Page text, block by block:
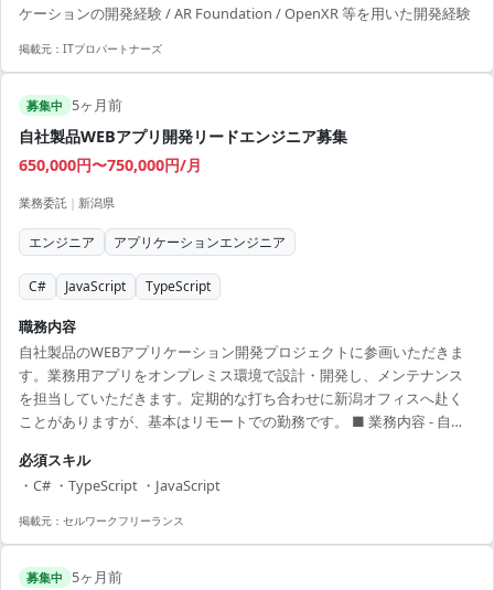
ケーションの開発経験 / AR Foundation / OpenXR 等を用いた開発経験
掲載元： ITプロパートナーズ
募集中 5ヶ月前
自社製品WEBアプリ開発リードエンジニア募集
650,000円〜750,000円/月
業務委託 | 新潟県
エンジニア アプリケーションエンジニア
C# JavaScript TypeScript
職務内容
自社製品のWEBアプリケーション開発プロジェクトに参画いただきま
す。業務用アプリをオンプレミス環境で設計・開発し、メンテナンス
を担当していただきます。定期的な打ち合わせに新潟オフィスへ赴く
ことがありますが、基本はリモートでの勤務です。 ■ 業務内容 - 自社
との共同開発 - クライアントとの調整および要件定義 【アピールポイ
ント】 - リモート勤務をベースにした柔軟な働き方が可能 - 自社開発な
らではの裁量権とやりがい - 長期的なプロジェクトでスキルアップが可
必須スキル
・C# ・TypeScript ・JavaScript
掲載元： セルワークフリーランス
募集中 5ヶ月前